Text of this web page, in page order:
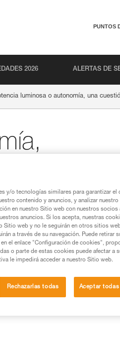
PUNTOS
2026 ALERTAS DE
luminosa o autonomía, una
y/o tecnologías similares para garantizar el
contenido y anuncios, y analizar
en nuestro Sitio web con nuestros socios
anuncios. Si los acepta, nuestras
Sitio web y no le seguirán en otros sitios
a través de su navegación. Puede retirar
el enlace "Configuración de cookies",
o parte de estas cookies puede afectar a
le impedirá acceder a nuestro Sitio web.
Rechazarlas todas Aceptar